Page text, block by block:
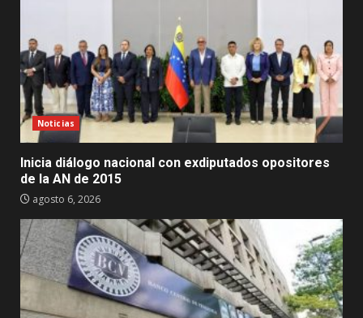
Noticias
Inicia diálogo nacional con exdiputados opositores
de la AN de 2015
agosto 6, 2026